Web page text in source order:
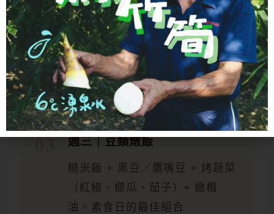
週二｜全麥義大利麵
全麥螺旋麵 + 番茄醬 + 雞胸肉或
蝦仁 + 橄欖油淋醬。義大利當地
經典版本
週三｜豆類燉飯
糙米飯 + 黑豆／鷹嘴豆 + 烤蔬菜
（紅椒、櫛瓜、茄子）+ 橄欖
油。素食日的最佳組合